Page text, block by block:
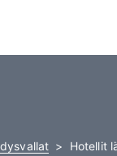
Hotellit